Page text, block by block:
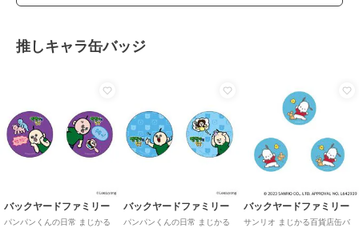
推しキャラ缶バッジ
バックヤードファミリー
パンパンくんの日常 まじかる
バックヤードファミリー
パンパンくんの日常 まじかる
バックヤードファミリー
サンリオ まじかる百貨店缶バ